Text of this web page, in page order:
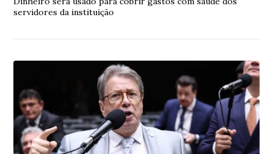
servidores da instituição